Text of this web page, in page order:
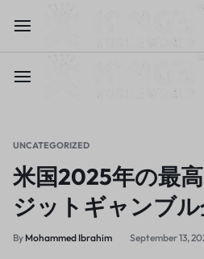
UNCATEGORIZED
米国2025年の最
ジットギャンブ
By Mohammed Ibrahim September 13,